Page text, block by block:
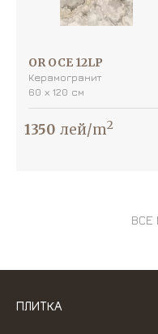
OR OCE 12LP
Керамогранит
60 х 120 см
1350 лей/m2
ВСЕ
ПЛИТКА